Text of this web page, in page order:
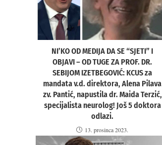
NI’KO OD MEDIJA DA SE “SJETI” I
OBJAVI – OD TUGE ZA PROF. DR.
SEBIJOM IZETBEGOVIĆ: KCUS za
mandata v.d. direktora, Alena Pilava
zv. Pantić, napustila dr. Maida Terzić,
specijalista neurolog! Još 5 doktora
odlazi.
13. prosinca 2023.